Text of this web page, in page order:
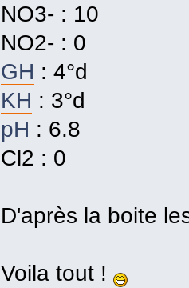
NO3- : 10
NO2- : 0
GH : 4°d
KH : 3°d
pH : 6.8
Cl2 : 0
D'après la boite
Voila tout !